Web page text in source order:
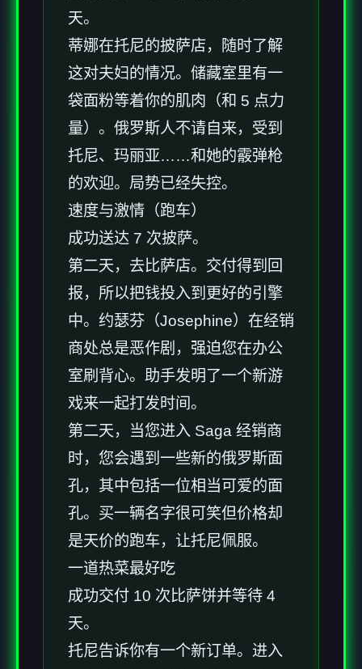
天。
蒂娜在托尼的披萨店，随时了解
这对夫妇的情况。储藏室里有一
袋面粉等着你的肌肉（和 5 点力
量）。俄罗斯人不请自来，受到
托尼、玛丽亚……和她的霰弹枪
的欢迎。局势已经失控。
速度与激情（跑车）
成功送达 7 次披萨。
第二天，去比萨店。交付得到回
报，所以把钱投入到更好的引擎
中。约瑟芬（Josephine）在经销
商处总是恶作剧，强迫您在办公
室刷背心。助手发明了一个新游
戏来一起打发时间。
第二天，当您进入 Saga 经销商
时，您会遇到一些新的俄罗斯面
孔，其中包括一位相当可爱的面
孔。买一辆名字很可笑但价格却
是天价的跑车，让托尼佩服。
一道热菜最好吃
成功交付 10 次比萨饼并等待 4
天。
托尼告诉你有一个新订单。进入